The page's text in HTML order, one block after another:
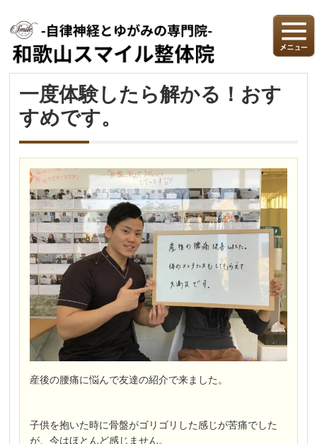
一度体験したら解かる！おす
すめです。
産後の腰痛に悩んで友達の紹介で来ました。
子供を抱いた時に骨盤がゴリゴリした感じが苦痛でした
が、今はほとんど感じません。